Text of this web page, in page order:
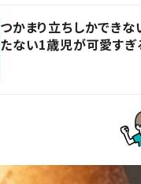
つかまり立ちしかでき
たない1歳児が可愛すぎ